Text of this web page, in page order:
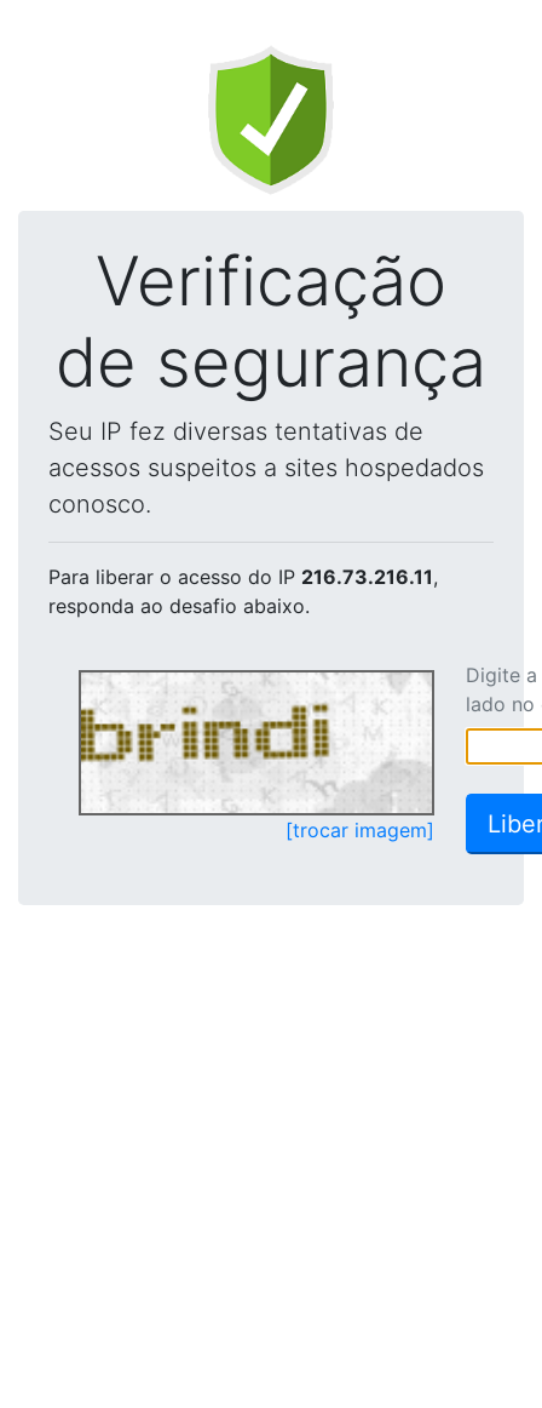
Verificação
de segurança
Seu IP fez diversas tentativas de
acessos suspeitos a sites hospedados
conosco.
Para liberar o acesso do IP 216.73.216.11,
responda ao desafio abaixo.
[trocar imagem]
Digite
lado no